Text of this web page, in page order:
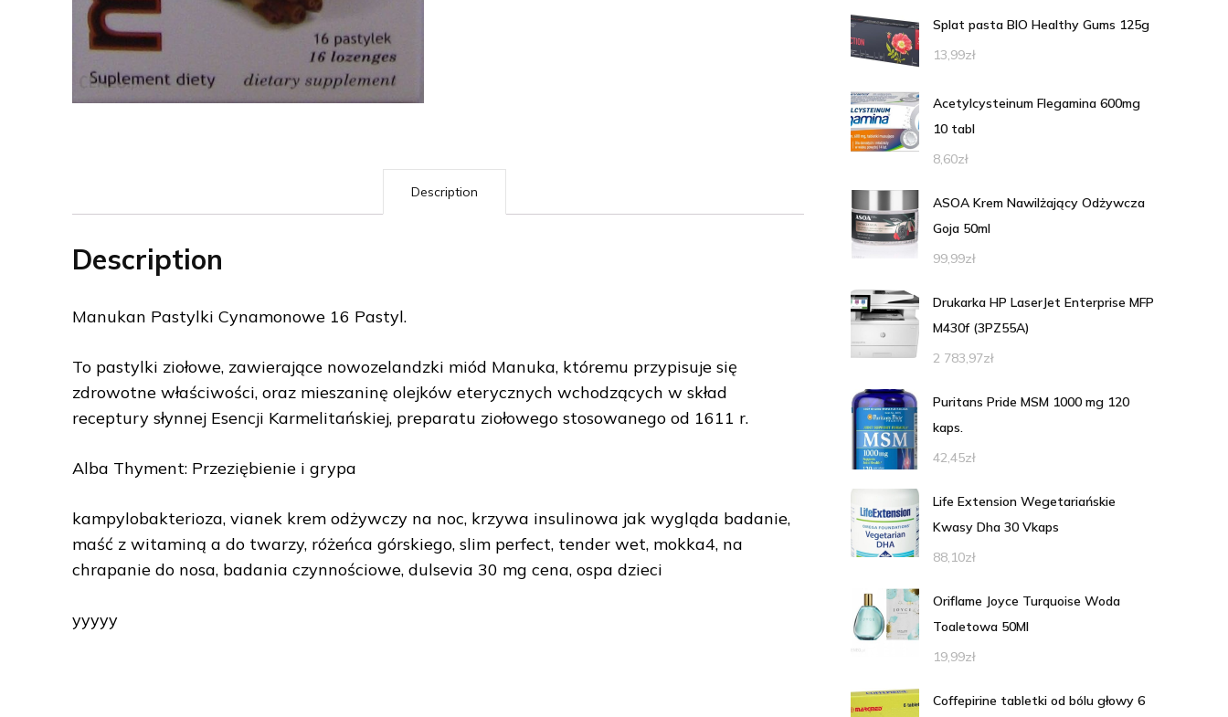
Description
Description
Manukan Pastylki Cynamonowe 16 Pastyl.
To pastylki ziołowe, zawierające nowozelandzki miód Manuka, któremu przypisuje się
zdrowotne właściwości, oraz mieszaninę olejków eterycznych wchodzących w skład
receptury słynnej Esencji Karmelitańskiej, preparatu ziołowego stosowanego od 1611 r.
Alba Thyment: Przeziębienie i grypa
kampylobakterioza, vianek krem odżywczy na noc, krzywa insulinowa jak wygląda badanie,
maść z witaminą a do twarzy, różeńca górskiego, slim perfect, tender wet, mokka4, na
chrapanie do nosa, badania czynnościowe, dulsevia 30 mg cena, ospa dzieci
yyyyy
Splat pasta BIO Healthy Gums 125g
13,99zł
Acetylcysteinum Flegamina 600mg
10 tabl
8,60zł
ASOA Krem Nawilżający Odżywcza
Goja 50ml
99,99zł
Drukarka HP LaserJet Enterprise MFP
M430f (3PZ55A)
2 783,97zł
Puritans Pride MSM 1000 mg 120
kaps.
42,45zł
Life Extension Wegetariańskie
Kwasy Dha 30 Vkaps
88,10zł
Oriflame Joyce Turquoise Woda
Toaletowa 50Ml
19,99zł
Coffepirine tabletki od bólu głowy 6